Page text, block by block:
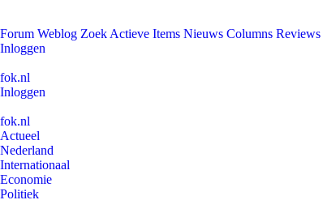
Forum Weblog Zoek Actieve Items Nieuws Columns Reviews
Inloggen
fok.nl
Inloggen
fok.nl
Actueel
Nederland
Internationaal
Economie
Politiek